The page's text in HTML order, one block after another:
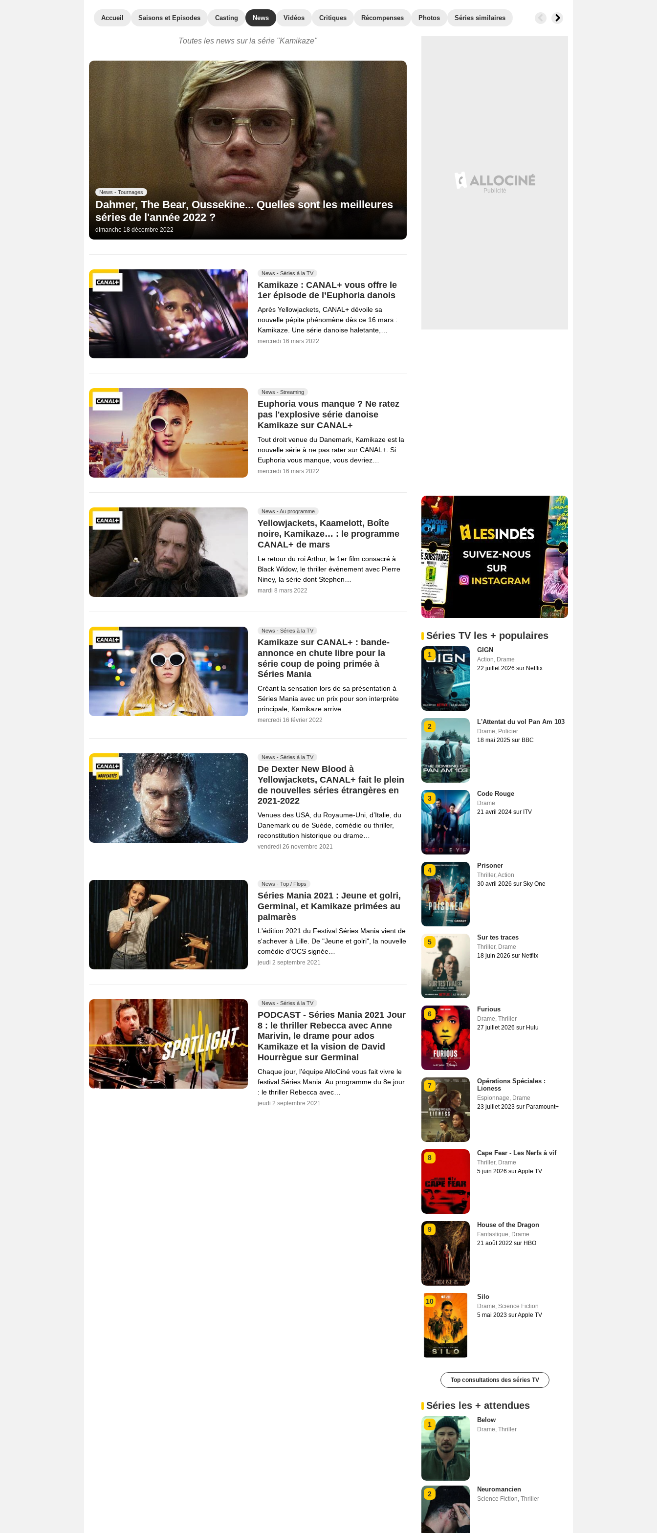
Accueil Saisons et Episodes Casting News Vidéos Critiques Récompenses Photos Séries similaires
Toutes les news sur la série "Kamikaze"
News - Tournages
Dahmer, The Bear, Oussekine... Quelles sont les meilleures
séries de l'année 2022 ?
dimanche 18 décembre 2022
News - Séries à la TV
Kamikaze : CANAL+ vous offre le
1er épisode de l’Euphoria danois
Après Yellowjackets, CANAL+ dévoile sa
nouvelle pépite phénomène dès ce 16 mars :
Kamikaze. Une série danoise haletante,…
mercredi 16 mars 2022
News - Streaming
Euphoria vous manque ? Ne ratez
pas l'explosive série danoise
Kamikaze sur CANAL+
Tout droit venue du Danemark, Kamikaze est la
nouvelle série à ne pas rater sur CANAL+. Si
Euphoria vous manque, vous devriez…
mercredi 16 mars 2022
News - Au programme
Yellowjackets, Kaamelott, Boîte
noire, Kamikaze… : le programme
CANAL+ de mars
Le retour du roi Arthur, le 1er film consacré à
Black Widow, le thriller évènement avec Pierre
Niney, la série dont Stephen…
mardi 8 mars 2022
News - Séries à la TV
Kamikaze sur CANAL+ : bande-
annonce en chute libre pour la
série coup de poing primée à
Séries Mania
Créant la sensation lors de sa présentation à
Séries Mania avec un prix pour son interprète
principale, Kamikaze arrive…
mercredi 16 février 2022
News - Séries à la TV
De Dexter New Blood à
Yellowjackets, CANAL+ fait le plein
de nouvelles séries étrangères en
2021-2022
Venues des USA, du Royaume-Uni, d’Italie, du
Danemark ou de Suède, comédie ou thriller,
reconstitution historique ou drame…
vendredi 26 novembre 2021
News - Top / Flops
Séries Mania 2021 : Jeune et golri,
Germinal, et Kamikaze primées au
palmarès
L'édition 2021 du Festival Séries Mania vient de
s'achever à Lille. De "Jeune et golri", la nouvelle
comédie d'OCS signée…
jeudi 2 septembre 2021
News - Séries à la TV
PODCAST - Séries Mania 2021 Jour
8 : le thriller Rebecca avec Anne
Marivin, le drame pour ados
Kamikaze et la vision de David
Hourrègue sur Germinal
Chaque jour, l'équipe AlloCiné vous fait vivre le
festival Séries Mania. Au programme du 8e jour
: le thriller Rebecca avec…
jeudi 2 septembre 2021
Séries TV les + populaires
1
GIGN
Action, Drame
22 juillet 2026 sur Netflix
2
L'Attentat du vol Pan Am 103
Drame, Policier
18 mai 2025 sur BBC
3
Code Rouge
Drame
21 avril 2024 sur ITV
4
Prisoner
Thriller,Action
30 avril 2026 sur Sky One
5
Sur tes traces
Thriller, Drame
18 juin 2026 sur Netflix
6
Furious
Drame, Thriller
27 juillet 2026 sur Hulu
7
Opérations Spéciales :
Lioness
Espionnage, Drame
23 juillet 2023 sur Paramount+
8
Cape Fear - Les Nerfs à vif
Thriller, Drame
5 juin 2026 sur Apple TV
9
House of the Dragon
Fantastique, Drame
21 août 2022 sur HBO
10
Silo
Drame, Science Fiction
5 mai 2023 sur Apple TV
Top consultations des séries TV
Séries les + attendues
1
Below
Drame, Thriller
2
Neuromancien
Science Fiction, Thriller